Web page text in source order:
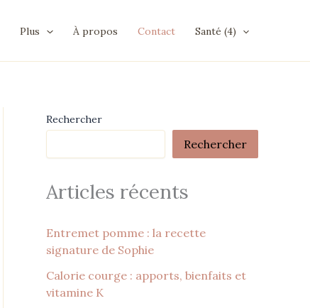
Plus À propos Contact Santé (4)
Rechercher
Rechercher
Articles récents
Entremet pomme : la recette
signature de Sophie
Calorie courge : apports, bienfaits et
vitamine K